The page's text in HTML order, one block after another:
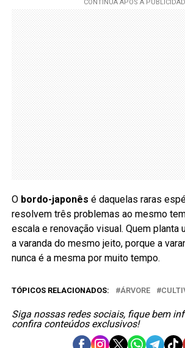
O bordo-japonês é daquelas raras
resolvem três problemas ao mesmo
escala e renovação visual. Quem planta
a varanda do mesmo jeito, porque a
nunca é a mesma por muito tempo.
TÓPICOS RELACIONADOS: ÁRVORE
Siga nossas redes sociais, fique bem
confira conteúdos exclusivos!